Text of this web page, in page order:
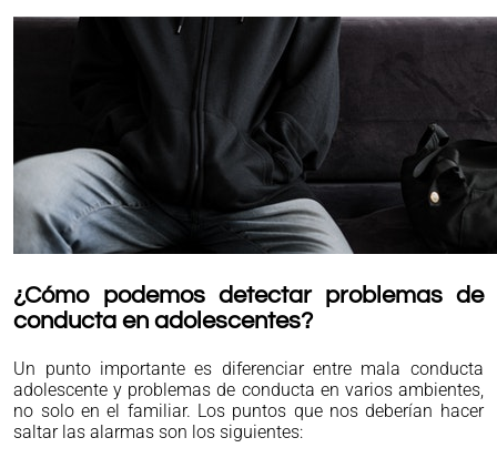
¿Cómo podemos detectar problemas de
conducta en adolescentes?
Un punto importante es diferenciar entre mala conducta
adolescente y problemas de conducta en varios ambientes,
no solo en el familiar. Los puntos que nos deberían hacer
saltar las alarmas son los siguientes: